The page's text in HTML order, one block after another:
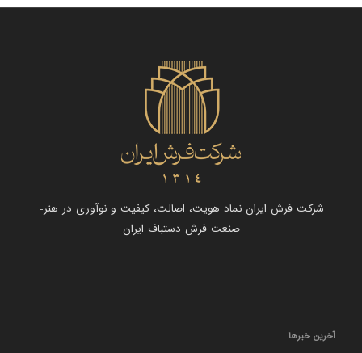
شرکت فرش ایران نماد هویت، اصالت، کیفیت و نوآوری در هنر-
صنعت فرش دستباف ایران
آخرین خبرها